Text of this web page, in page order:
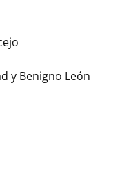
y Benigno León